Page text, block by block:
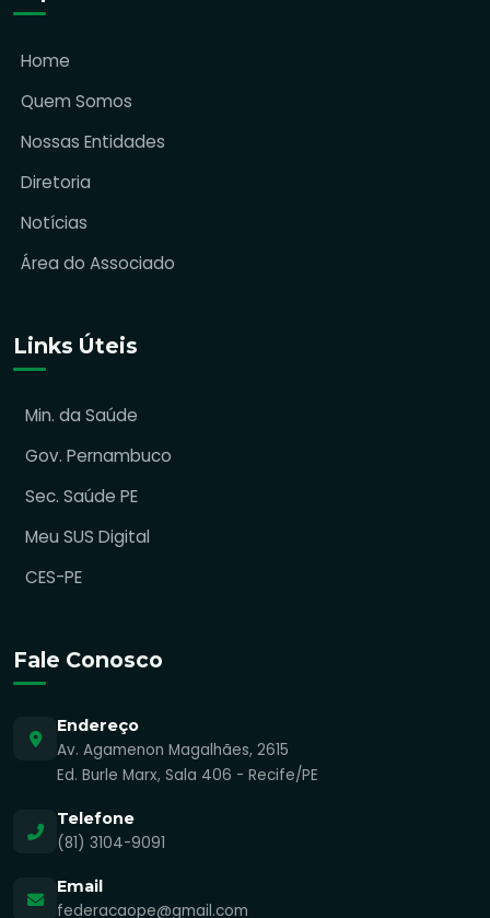
Home
Quem Somos
Nossas Entidades
Diretoria
Notícias
Área do Associado
Links Úteis
Min. da Saúde
Gov. Pernambuco
Sec. Saúde PE
Meu SUS Digital
CES-PE
Fale Conosco
Endereço
Av. Agamenon Magalhães, 2615
Ed. Burle Marx, Sala 406 - Recife/PE
Telefone
(81) 3104-9091
Email
federacaope@gmail.com